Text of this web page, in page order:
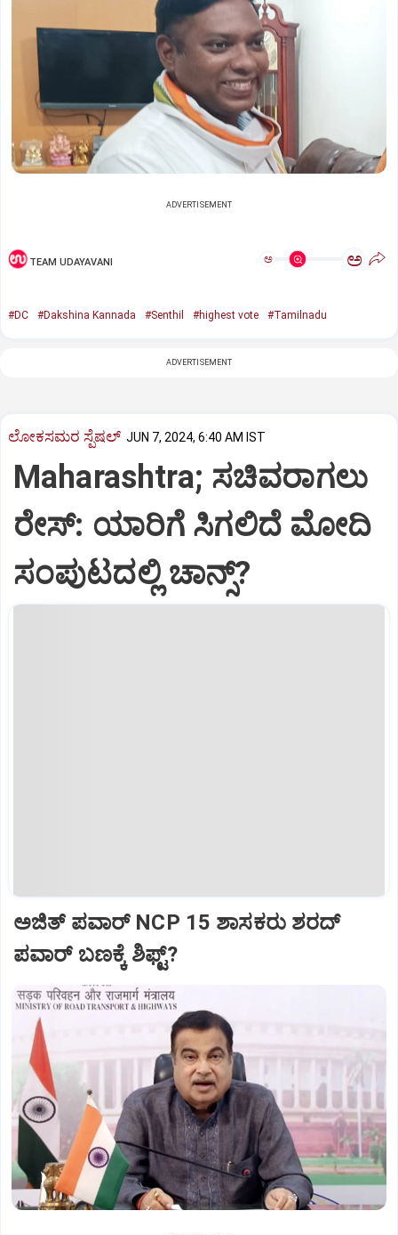
ADVERTISEMENT
TEAM UDAYAVANI ಅ ಅ
#DC #Dakshina Kannada #Senthil #highest vote #Tamilnadu
ADVERTISEMENT
ಲೋಕಸಮರ ಸ್ಪೆಷಲ್‌ JUN 7, 2024, 6:40 AM IST
Maharashtra; ಸಚಿವರಾಗಲು
ರೇಸ್‌: ಯಾರಿಗೆ ಸಿಗಲಿದೆ ಮೋದಿ
ಸಂಪುಟದಲ್ಲಿ ಚಾನ್ಸ್‌?
ಅಜಿತ್‌ ಪವಾರ್‌ NCP 15 ಶಾಸಕರು ಶರದ್‌
ಪವಾರ್‌ ಬಣಕ್ಕೆ ಶಿಫ್ಟ್?